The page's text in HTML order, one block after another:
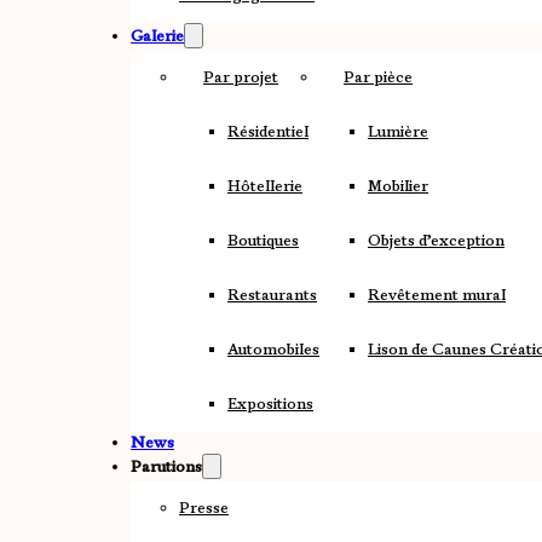
Galerie
Par projet
Résidentiel
Hôtellerie
Boutiques
Restaurants
Automobiles
Expositions
Par pièce
Lumière
Mobilier
Objets d’exception
Revêtement mural
Lison de Caunes
News
Parutions
Presse